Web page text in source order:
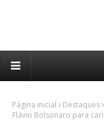
Página inicial Destaques
Flávio Bolsonaro para